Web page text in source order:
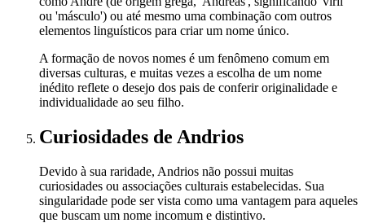
ou 'másculo') ou até mesmo uma combinação com outros
elementos linguísticos para criar um nome único.
A formação de novos nomes é um fenômeno comum em
diversas culturas, e muitas vezes a escolha de um nome
inédito reflete o desejo dos pais de conferir originalidade e
individualidade ao seu filho.
Curiosidades de Andrios
Devido à sua raridade, Andrios não possui muitas
curiosidades ou associações culturais estabelecidas. Sua
singularidade pode ser vista como uma vantagem para aqueles
que buscam um nome incomum e distintivo.